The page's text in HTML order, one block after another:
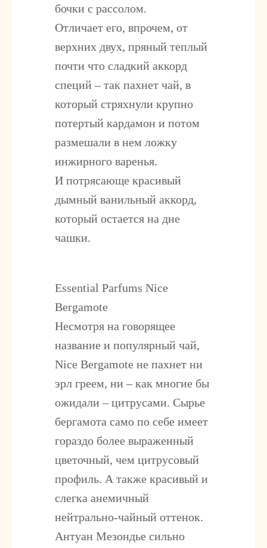
бочки с рассолом.
Отличает его, впрочем, от
верхних двух, пряный теплый
почти что сладкий аккорд
специй – так пахнет чай, в
который стряхнули крупно
потертый кардамон и потом
размешали в нем ложку
инжирного варенья.
И потрясающе красивый
дымный ванильный аккорд,
который остается на дне
чашки.
Essential Parfums Nice
Bergamote
Несмотря на говорящее
название и популярный чай,
Nice Bergamote не пахнет ни
эрл греем, ни – как многие бы
ожидали – цитрусами. Сырье
бергамота само по себе имеет
гораздо более выраженный
цветочный, чем цитрусовый
профиль. А также красивый и
слегка анемичный
нейтрально-чайный оттенок.
Антуан Мезондье сильно